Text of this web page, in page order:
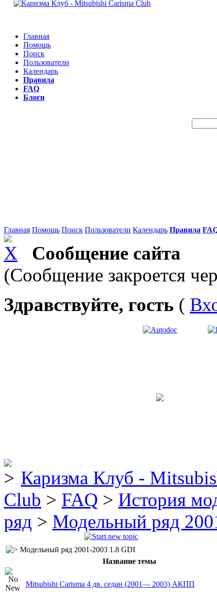
Главная
Помощь
Поиск
Пользователи
Календарь
Правила
FAQ
Блоги
Главная Помощь Поиск Пользователи Календарь Правила
Сообщение сайта
(Сообщение закроется
Здравствуйте, гость (
Каризма Клуб -
Club > FAQ > История
ряд > Модельный ряд
Модельный ряд 2001-2003 1.8 GDI
Название темы
Mitsubishi Carisma 4 дв. седан (2001— 2003) AКПП